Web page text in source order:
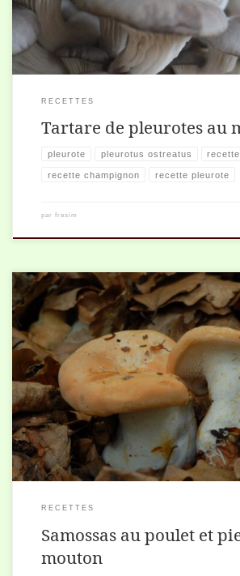
RECETTES
Tartare de pleurotes au
pleurote pleurotus ostreatus recette
recette champignon recette pleurote
par fresim
Pour 20 samossas 10 feuilles de brick ou feuilles
de blanc de poulet 400g de pieds de mouton
RECETTES
Samossas au poulet et
mouton